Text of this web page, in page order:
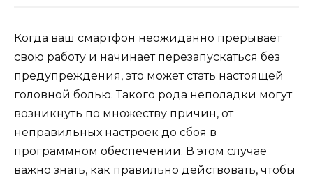
Когда ваш смартфон неожиданно прерывает
свою работу и начинает перезапускаться без
предупреждения, это может стать настоящей
головной болью. Такого рода неполадки могут
возникнуть по множеству причин, от
неправильных настроек до сбоя в
программном обеспечении. В этом случае
важно знать, как правильно действовать, чтобы